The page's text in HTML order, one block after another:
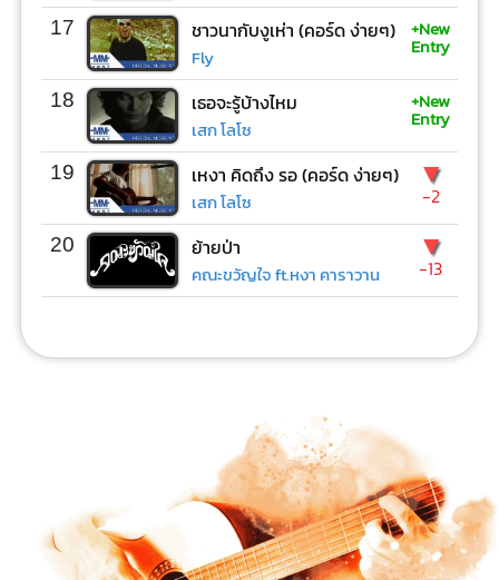
17 ชาวนากับงูเห่า (คอร์ด ง่ายๆ)
Fly
+New
Entry
18 เธอจะรู้บ้างไหม
เสก โลโซ
+New
Entry
19 เหงา คิดถึง รอ (คอร์ด ง่ายๆ)
เสก โลโซ
▼
-2
20 ย้ายป่า
คณะขวัญใจ ft.หงา คาราวาน
▼
-13